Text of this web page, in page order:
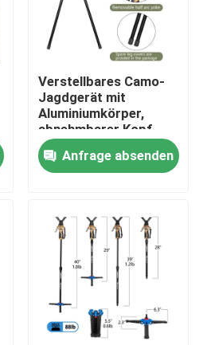
Verstellbares Camo-
Jagdgerät mit
Aluminiumkörper,
abnehmbarer Kopf,
erweiterbare Länge
Anfrage absenden